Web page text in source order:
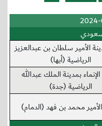
الأمير سلطان بن عبدالعزيز
الرياضية (أبها)
بمدينة الملك عبدالله
الرياضية (جدة)
محمد بن فهد (الدمام)